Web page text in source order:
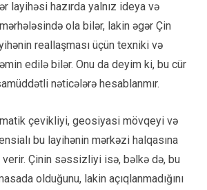
layihəsi hazırda yalnız ideya və
ola bilər, lakin əgər Çin
reallaşması üçün texniki və
edilə bilər. Onu da deyim ki, bu cür
nəticələrə hesablanmır.
çevikliyi, geosiyasi mövqeyi və
bu layihənin mərkəzi halqasına
Çinin səssizliyi isə, bəlkə də, bu
olduğunu, lakin açıqlanmadığını